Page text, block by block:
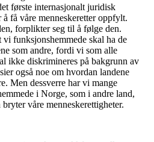
første internasjonalt juridisk
få våre menneskeretter oppfylt.
forplikter seg til å følge den.
funksjonshemmede skal ha de
som andre, fordi vi som alle
ikke diskrimineres på bakgrunn av
også noe om hvordan landene
Men dessverre har vi mange
i Norge, som i andre land,
våre menneskerettigheter.